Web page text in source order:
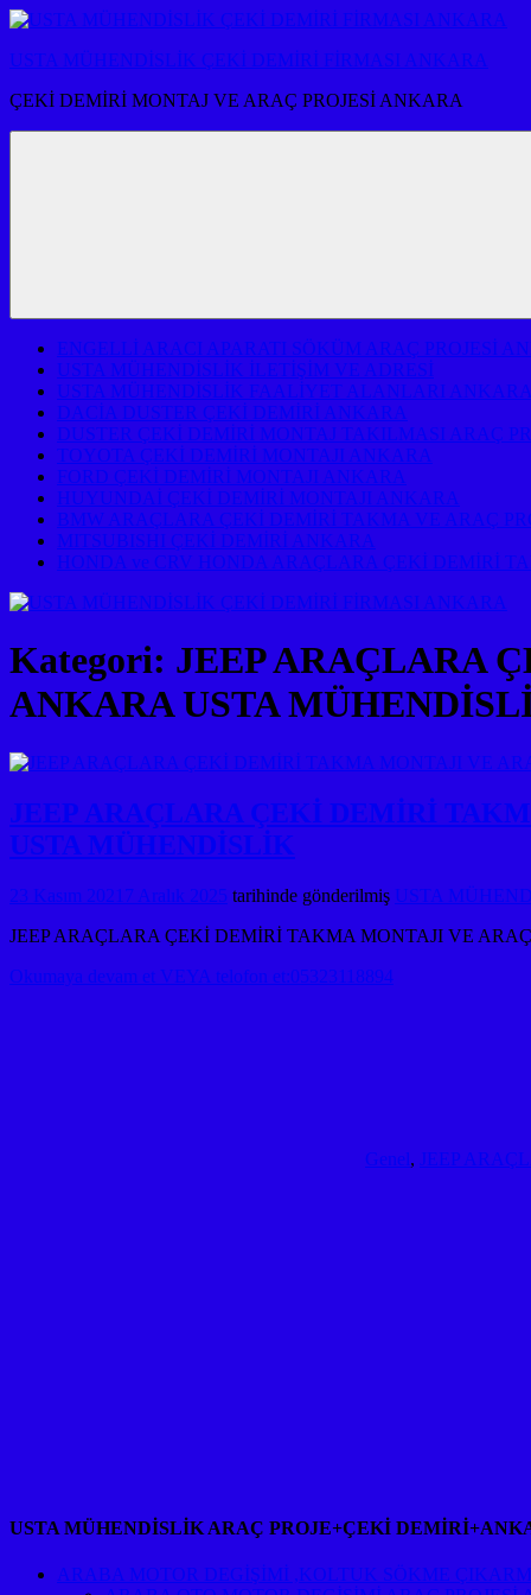
İçeriğe
USTA MÜHENDİSLİK ÇEKİ DEMİRİ FİRMASI ANKARA
ÇEKİ DEMİRİ MONTAJ VE ARAÇ PROJESİ ANKARA
ENGELLİ ARACI APARATI SÖKÜM ARAÇ PROJESİ
USTA MÜHENDİSLİK İLETİŞİM VE ADRESİ
USTA MÜHENDİSLİK FAALİYET ALANLARI ANKARA
DACİA DUSTER ÇEKİ DEMİRİ ANKARA
DUSTER ÇEKİ DEMİRİ MONTAJ TAKILMASI ARAÇ
TOYOTA ÇEKİ DEMİRİ MONTAJI ANKARA
FORD ÇEKİ DEMİRİ MONTAJI ANKARA
HUYUNDAİ ÇEKİ DEMİRİ MONTAJI ANKARA
BMW ARAÇLARA ÇEKİ DEMİRİ TAKMA VE ARAÇ
MITSUBISHI ÇEKİ DEMİRİ ANKARA
HONDA ve CRV HONDA ARAÇLARA ÇEKİ DEMİRİ
Kategori: JEEP ARAÇLARA
ANKARA USTA
JEEP ARAÇLARA ÇEKİ DEMİRİ
USTA MÜHENDİSLİK
23 Kasım 2021 7 Aralık 2025 tarihinde gönderilmiş USTA
JEEP ARAÇLARA ÇEKİ DEMİRİ TAKMA MONTAJI VE
Okumaya devam et VEYA telofon et:05323118894
Genel, JEEP
USTA MÜHENDİSLİK ARAÇ PROJE+ÇEKİ
ARABA MOTOR DEGİŞİMİ ,KOLTUK SÖKME